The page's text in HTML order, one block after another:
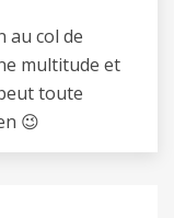
au col de
multitude et
toute
😉